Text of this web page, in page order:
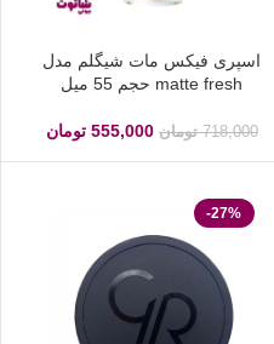
اسپری فیکس مات شیگلم مدل
matte fresh حجم 55 میل
718,000 تومان 555,000 تومان
-27%